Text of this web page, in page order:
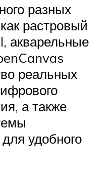
разных
растровый
акварельные
реальных
а также
удобного